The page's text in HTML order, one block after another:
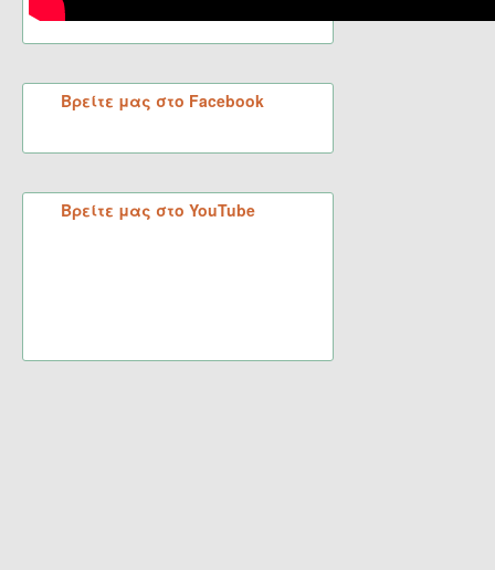
Βρείτε μας στο Facebook
Βρείτε μας στο YouTube